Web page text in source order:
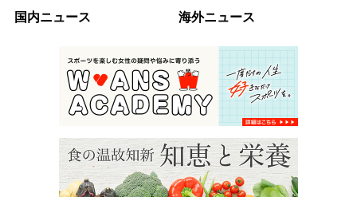
国内ニュース 海外ニュース